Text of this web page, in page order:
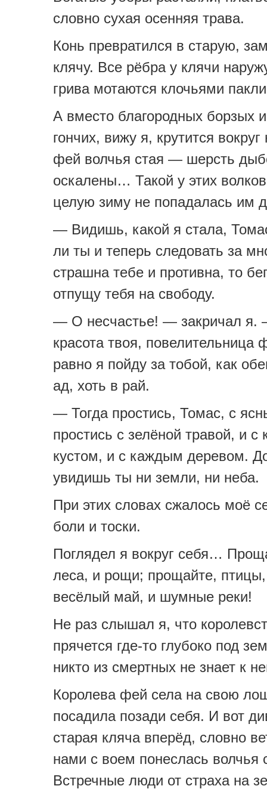
словно сухая осенняя трава.
Конь превратился в старую,
клячу. Все рёбра у клячи
грива мотаются клочьями
А вместо благородных борзых и
гончих, вижу я, крутится
фей волчья стая — шерсть
оскалены… Такой у этих
целую зиму не попадалась им
— Видишь, какой я стала,
ли ты и теперь следовать за
страшна тебе и противна, то
отпущу тебя на свободу.
— О несчастье! — закричал я.
красота твоя, повелительница
равно я пойду за тобой, как
ад, хоть в рай.
— Тогда простись, Томас, с
простись с зелёной травой, и
кустом, и с каждым деревом.
увидишь ты ни земли, ни неба.
При этих словах сжалось моё
боли и тоски.
Поглядел я вокруг себя…
леса, и рощи; прощайте,
весёлый май, и шумные реки!
Не раз слышал я, что
прячется где-то глубоко под
никто из смертных не знает к
Королева фей села на свою
посадила позади себя. И вот
старая кляча вперёд, словно
нами с воем понеслась волчья
Встречные люди от страха на